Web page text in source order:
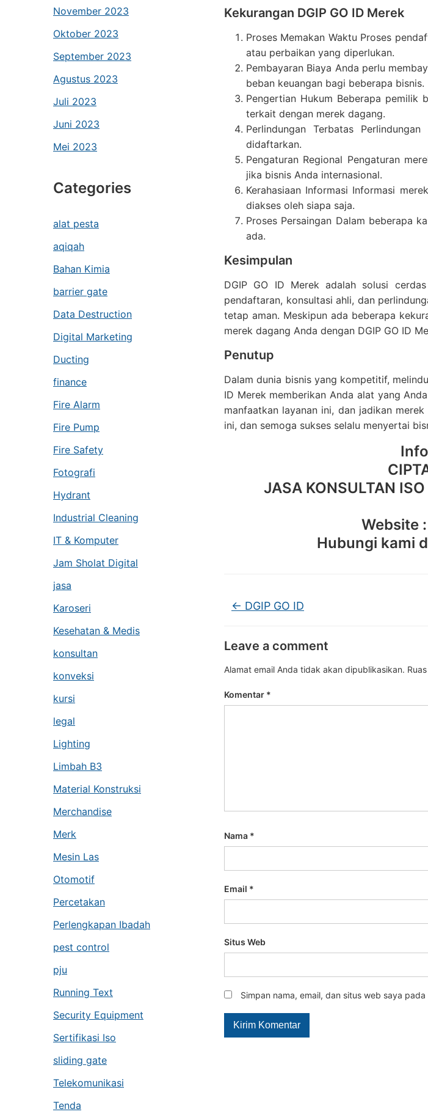
November 2023
Oktober 2023
September 2023
Agustus 2023
Juli 2023
Juni 2023
Mei 2023
Categories
alat pesta
aqiqah
Bahan Kimia
barrier gate
Data Destruction
Digital Marketing
Ducting
finance
Fire Alarm
Fire Pump
Fire Safety
Fotografi
Hydrant
Industrial Cleaning
IT & Komputer
Jam Sholat Digital
jasa
Karoseri
Kesehatan & Medis
konsultan
konveksi
kursi
legal
Lighting
Limbah B3
Material Konstruksi
Merchandise
Merk
Mesin Las
Otomotif
Percetakan
Perlengkapan Ibadah
pest control
pju
Running Text
Security Equipment
Sertifikasi Iso
sliding gate
Telekomunikasi
Tenda
Kekurangan DGIP GO ID Merek
Proses Memakan Waktu Proses
atau perbaikan yang diperlukan.
Pembayaran Biaya Anda perlu
beban keuangan bagi beberapa bisnis.
Pengertian Hukum Beberapa pemilik
terkait dengan merek dagang.
Perlindungan Terbatas
didaftarkan.
Pengaturan Regional Pengaturan
jika bisnis Anda internasional.
Kerahasiaan Informasi Informasi
diakses oleh siapa saja.
Proses Persaingan Dalam beberapa
ada.
Kesimpulan
DGIP GO ID Merek adalah solusi
pendaftaran, konsultasi ahli, dan
tetap aman. Meskipun ada beberapa
merek dagang Anda dengan DGIP GO ID
Penutup
Dalam dunia bisnis yang kompetitif,
ID Merek memberikan Anda alat yang
manfaatkan layanan ini, dan jadikan
ini, dan semoga sukses selalu menyertai
JASA KONSULTAN
Website :
Hubungi kami
← DGIP GO ID
Leave a comment
Alamat email Anda tidak akan dipublikasikan.
Komentar *
Nama *
Email *
Situs Web
Simpan nama, email, dan situs web saya